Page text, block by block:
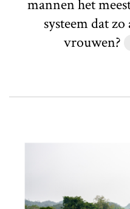
mannen het
systeem dat
vrouwen?